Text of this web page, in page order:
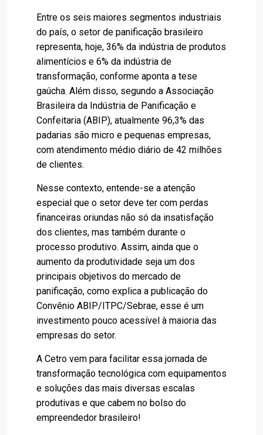
Entre os seis maiores segmentos industriais
do país, o setor de panificação brasileiro
representa, hoje, 36% da indústria de produtos
alimentícios e 6% da indústria de
transformação, conforme aponta a tese
gaúcha. Além disso, segundo a Associação
Brasileira da Indústria de Panificação e
Confeitaria (ABIP), atualmente 96,3% das
padarias são micro e pequenas empresas,
com atendimento médio diário de 42 milhões
de clientes.
Nesse contexto, entende-se a atenção
especial que o setor deve ter com perdas
financeiras oriundas não só da insatisfação
dos clientes, mas também durante o
processo produtivo. Assim, ainda que o
aumento da produtividade seja um dos
principais objetivos do mercado de
panificação, como explica a publicação do
Convênio ABIP/ITPC/Sebrae, esse é um
investimento pouco acessível à maioria das
empresas do setor.
A Cetro vem para facilitar essa jornada de
transformação tecnológica com equipamentos
e soluções das mais diversas escalas
produtivas e que cabem no bolso do
empreendedor brasileiro!